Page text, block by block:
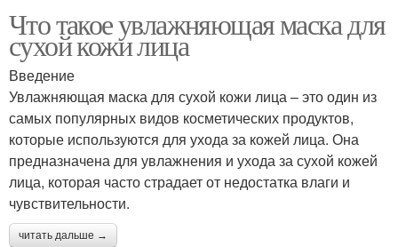
Что такое увлажняющая маска для
сухой кожи лица
Введение
Увлажняющая маска для сухой кожи лица – это один из
самых популярных видов косметических продуктов,
которые используются для ухода за кожей лица. Она
предназначена для увлажнения и ухода за сухой кожей
лица, которая часто страдает от недостатка влаги и
чувствительности.
читать дальше →